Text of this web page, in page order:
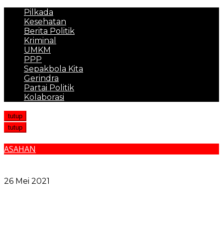
Pilkada
Kesehatan
Berita Politik
Kriminal
UMKM
PPP
Sepakbola Kita
Gerindra
Partai Politik
Kolaborasi
tutup
tutup
ASAHAN
26 Mei 2021